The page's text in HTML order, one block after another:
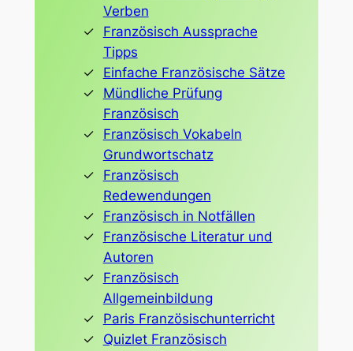
Verben
Französisch Aussprache
Tipps
Einfache Französische Sätze
Mündliche Prüfung
Französisch
Französisch Vokabeln
Grundwortschatz
Französisch
Redewendungen
Französisch in Notfällen
Französische Literatur und
Autoren
Französisch
Allgemeinbildung
Paris Französischunterricht
Quizlet Französisch